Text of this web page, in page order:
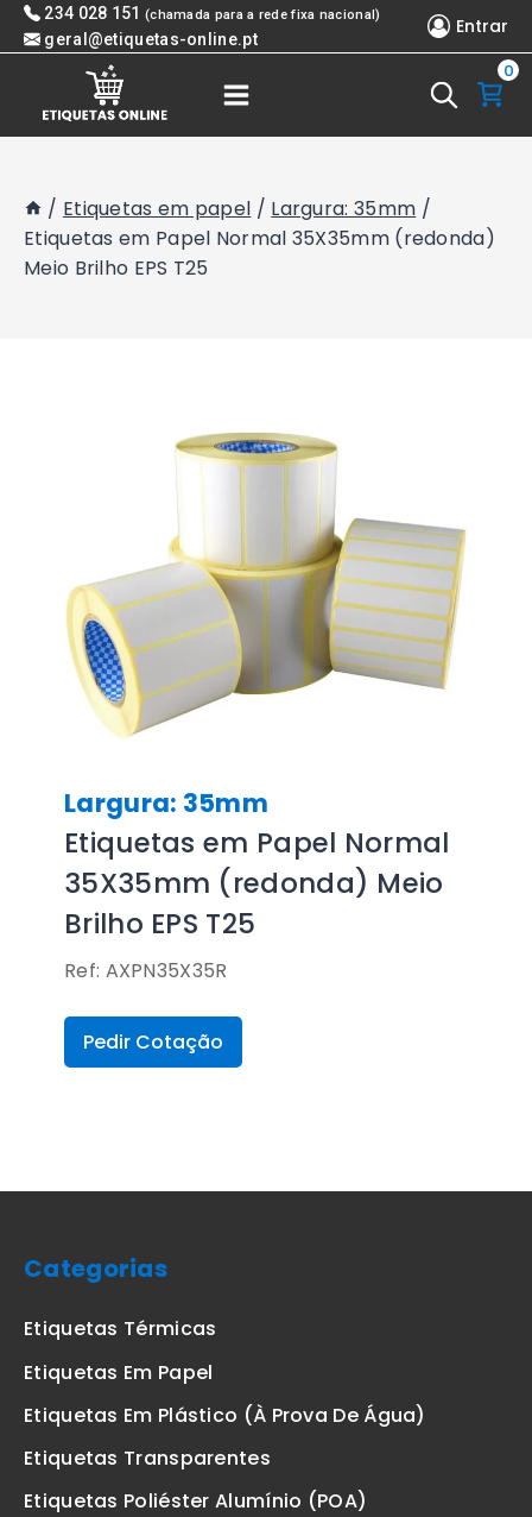
Skip 234 028 151 (chamada para a rede fixa nacional)
geral@etiquetas-online.pt
Entrar
0
/ Etiquetas em papel / Largura: 35mm /
Etiquetas em Papel Normal 35X35mm (redonda)
Meio Brilho EPS T25
Largura: 35mm
Etiquetas em Papel Normal
35X35mm (redonda) Meio
Brilho EPS T25
Ref: AXPN35X35R
Pedir Cotação
Categorias
Etiquetas Térmicas
Etiquetas Em Papel
Etiquetas Em Plástico (à Prova De Água)
Etiquetas Transparentes
Etiquetas Poliéster Alumínio (POA)